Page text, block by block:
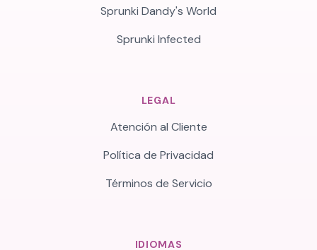
Sprunki Dandy's World
Sprunki Infected
LEGAL
Atención al Cliente
Política de Privacidad
Términos de Servicio
IDIOMAS